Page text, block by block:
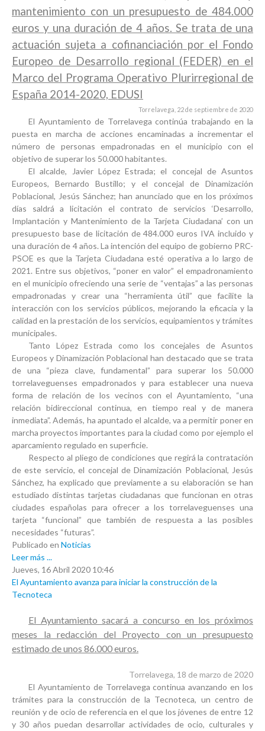
mantenimiento con un presupuesto de 484.000
euros y una duración de 4 años. Se trata de una
actuación sujeta a cofinanciación por el Fondo
Europeo de Desarrollo regional (FEDER) en el
Marco del Programa Operativo Plurirregional de
España 2014-2020, EDUSI
Torrelavega, 22 de septiembre de 2020
El Ayuntamiento de Torrelavega continúa trabajando en la
puesta en marcha de acciones encaminadas a incrementar el
número de personas empadronadas en el municipio con el
objetivo de superar los 50.000 habitantes.
El alcalde, Javier López Estrada; el concejal de Asuntos
Europeos, Bernardo Bustillo; y el concejal de Dinamización
Poblacional, Jesús Sánchez; han anunciado que en los próximos
días saldrá a licitación el contrato de servicios ‘Desarrollo,
Implantación y Mantenimiento de la Tarjeta Ciudadana’ con un
presupuesto base de licitación de484.000 euros IVA incluido y
una duración de 4 años. La intención del equipo de gobierno PRC-
PSOE es que la Tarjeta Ciudadana esté operativa a lo largo de
2021. Entre sus objetivos, “poner en valor” el empadronamiento
en el municipio ofreciendo una serie de “ventajas” a las personas
empadronadas y crear una “herramienta útil” quefacilite la
interacción con los servicios públicos, mejorando la eficacia y la
calidad en la prestación de los servicios, equipamientos y trámites
municipales.
Tanto López Estrada como los concejales de Asuntos
Europeos y Dinamización Poblacional han destacado que se trata
de una “pieza clave, fundamental” para superar los 50.000
torrelaveguenses empadronados y para establecer una nueva
forma de relación de los vecinos con el Ayuntamiento, “una
relación bidireccional continua, en tiempo real y de manera
inmediata”. Además, ha apuntado el alcalde, va a permitir poner en
marcha proyectos importantes para la ciudad como por ejemplo el
aparcamiento regulado en superficie.
Respecto al pliego de condiciones que regirá la contratación
de este servicio, el concejal de Dinamización Poblacional, Jesús
Sánchez, ha explicado que previamente a su elaboración se han
estudiado distintas tarjetas ciudadanas que funcionan en otras
ciudades españolas para ofrecer a los torrelaveguenses una
tarjeta “funcional” que también de respuesta a las posibles
necesidades “futuras”.
Publicado en Noticias
Leer más ...
Jueves, 16 Abril 2020 10:46
El Ayuntamiento avanza para iniciar la construcción de la
Tecnoteca
El Ayuntamiento sacará a concurso en los próximos
meses la redacción del Proyecto con un presupuesto
estimado de unos 86.000 euros.
Torrelavega, 18 de marzo de 2020
El Ayuntamiento de Torrelavega continua avanzando en los
trámites para la construcción de la Tecnoteca, un centro de
reunión y de ocio de referencia en el que los jóvenes de entre 12
y 30 años puedan desarrollar actividades de ocio, culturales y